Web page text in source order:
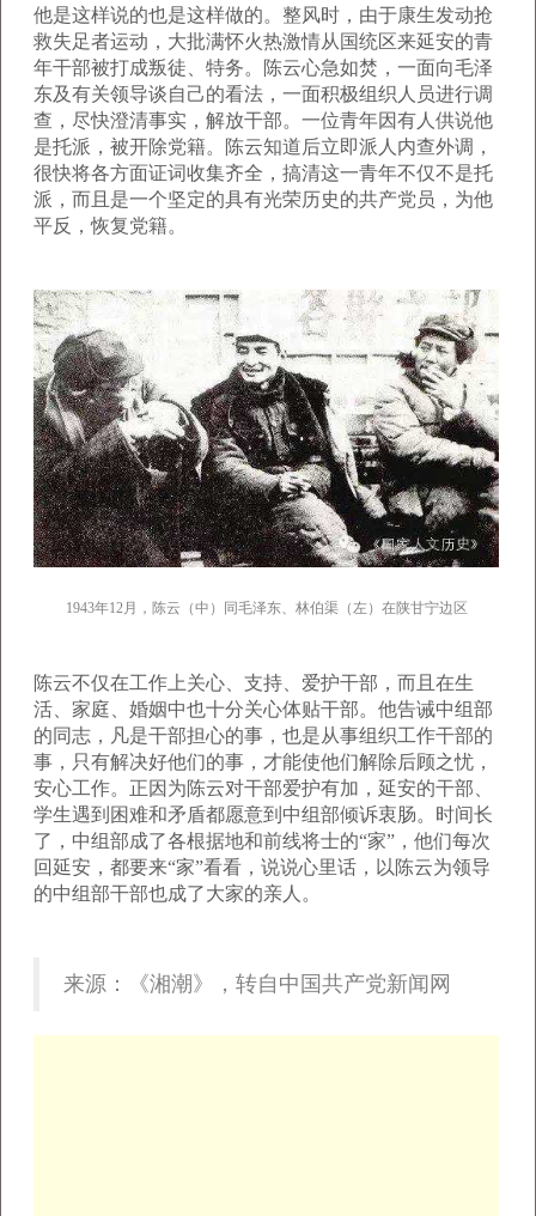
他是这样说的也是这样做的。整风时，由于康生发动抢
救失足者运动，大批满怀火热激情从国统区来延安的青
年干部被打成叛徒、特务。陈云心急如焚，一面向毛泽
东及有关领导谈自己的看法，一面积极组织人员进行调
查，尽快澄清事实，解放干部。一位青年因有人供说他
是托派，被开除党籍。陈云知道后立即派人内查外调，
很快将各方面证词收集齐全，搞清这一青年不仅不是托
派，而且是一个坚定的具有光荣历史的共产党员，为他
平反，恢复党籍。
1943年12月，陈云（中）同毛泽东、林伯渠（左）在陕甘宁边区
陈云不仅在工作上关心、支持、爱护干部，而且在生
活、家庭、婚姻中也十分关心体贴干部。他告诫中组部
的同志，凡是干部担心的事，也是从事组织工作干部的
事，只有解决好他们的事，才能使他们解除后顾之忧，
安心工作。正因为陈云对干部爱护有加，延安的干部、
学生遇到困难和矛盾都愿意到中组部倾诉衷肠。时间长
了，中组部成了各根据地和前线将士的“家”，他们每次
回延安，都要来“家”看看，说说心里话，以陈云为领导
的中组部干部也成了大家的亲人。
来源：《湘潮》，转自中国共产党新闻网